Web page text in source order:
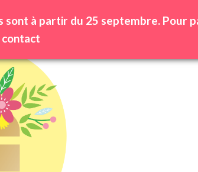
à partir du 25 septembre. Pour